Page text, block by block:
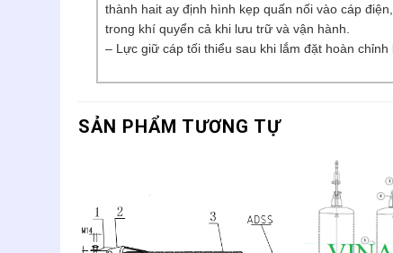
thành hait ay định hình kẹp quấn nối vào cáp
trong khí quyển cả khi lưu trữ và vận hành.
– Lực giữ cáp tối thiểu sau khi lắm đặt hoàn
SẢN PHẨM TƯƠNG TỰ